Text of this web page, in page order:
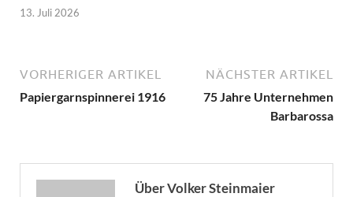
13. Juli 2026
VORHERIGER ARTIKEL
Papiergarnspinnerei 1916
NÄCHSTER ARTIKEL
75 Jahre Unternehmen
Barbarossa
Über Volker Steinmaier